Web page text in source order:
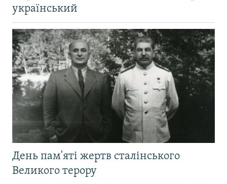
український
День пам'яті жертв сталінського
Великого терору